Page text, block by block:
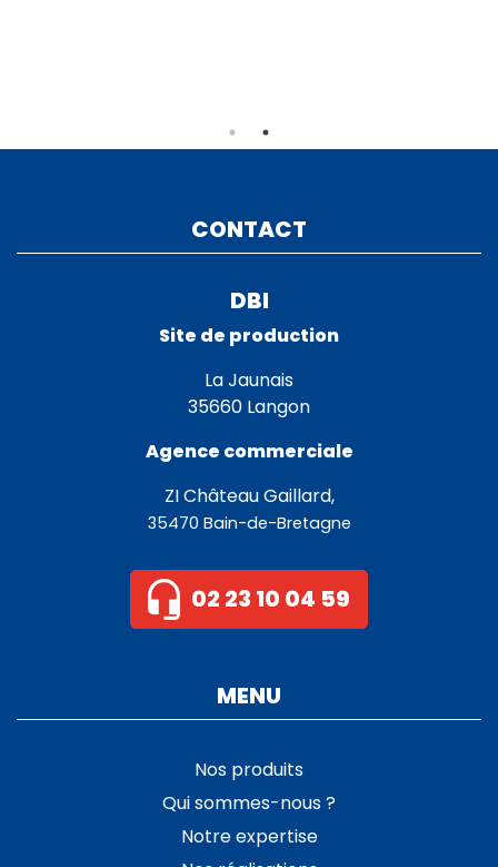
CONTACT
DBI
Site de production
La Jaunais
35660 Langon
Agence commerciale
ZI Château Gaillard,
35470 Bain-de-Bretagne
02 23 10 04 59
MENU
Nos produits
Qui sommes-nous ?
Notre expertise